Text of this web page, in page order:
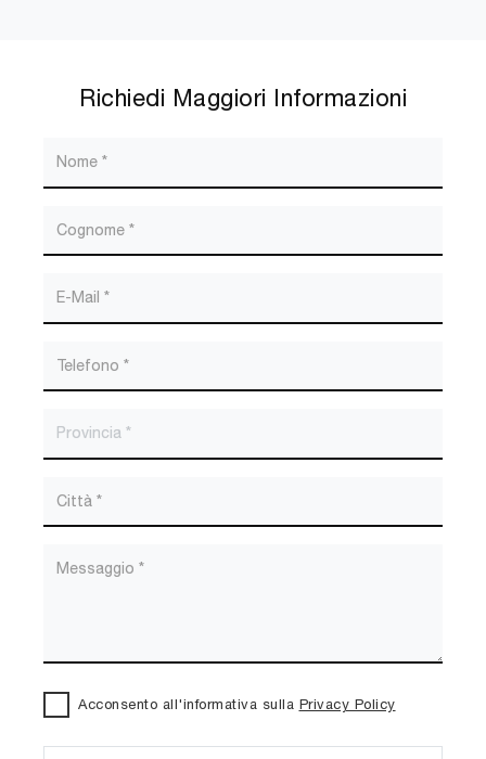
Richiedi Maggiori Informazioni
Acconsento all'informativa sulla Privacy Policy